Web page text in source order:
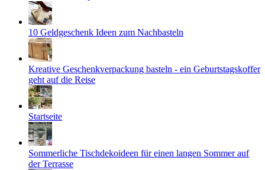
10 Geldgeschenk Ideen zum Nachbasteln
Kreative Geschenkverpackung basteln - ein Geburtstagskoffer
geht auf die Reise
Startseite
Sommerliche Tischdekoideen für einen langen Sommer auf
der Terrasse